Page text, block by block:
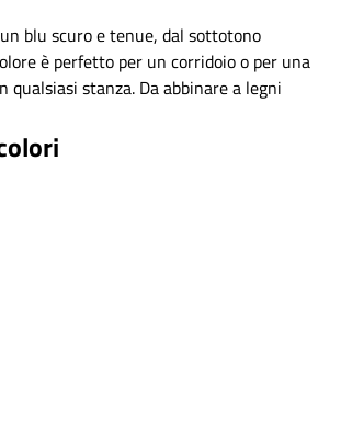
blu scuro e tenue, dal sottotono
è perfetto per un corridoio o per una
qualsiasi stanza. Da abbinare a legni